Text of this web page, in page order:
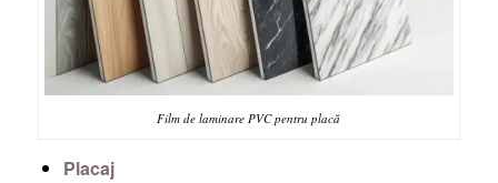
Film de laminare PVC pentru placă
Placaj